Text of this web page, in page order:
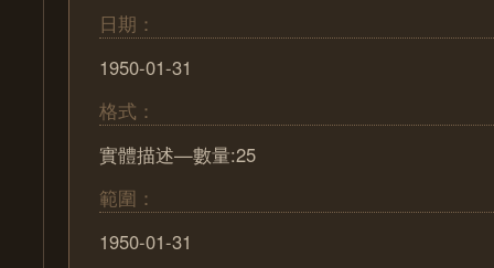
日期：
1950-01-31
格式：
實體描述—數量:25
範圍：
1950-01-31